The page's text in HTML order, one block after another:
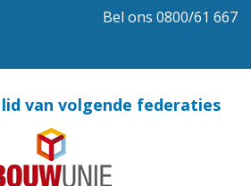
Bel ons 0800/61 667
van volgende federaties